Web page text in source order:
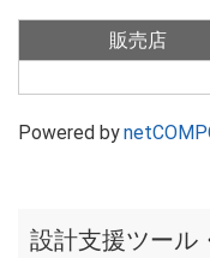
販売店
Powered by
設計支援ツール